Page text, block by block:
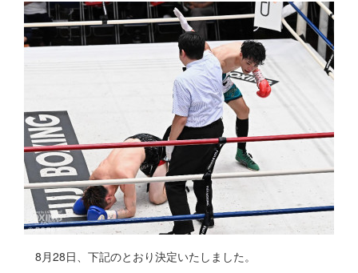
8月28日、下記のとおり決定いたしました。